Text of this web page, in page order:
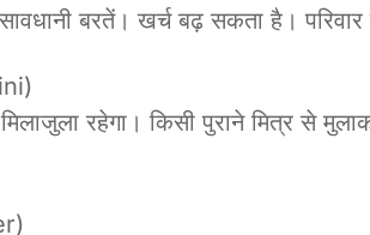
बरतें। खर्च बढ़ सकता है।
रहेगा। किसी पुराने मित्र से